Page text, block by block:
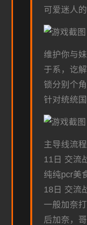
可爱迷人
维护你与
于系，讫
锁分别个
针对统统
主导线流程
11日 交流
纯纯pcr美
18日 交流
一般加奈
后加奈，